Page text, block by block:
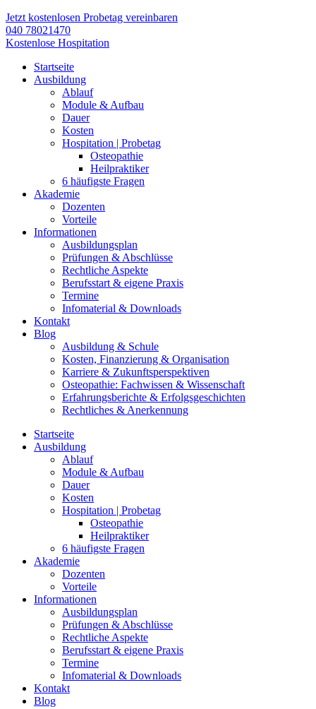
Jetzt kostenlosen Probetag vereinbaren
040 78021470
Kostenlose Hospitation
Startseite
Ausbildung
Ablauf
Module & Aufbau
Dauer
Kosten
Hospitation | Probetag
Osteopathie
Heilpraktiker
6 häufigste Fragen
Akademie
Dozenten
Vorteile
Informationen
Ausbildungsplan
Prüfungen & Abschlüsse
Rechtliche Aspekte
Berufsstart & eigene Praxis
Termine
Infomaterial & Downloads
Kontakt
Blog
Ausbildung & Schule
Kosten, Finanzierung & Organisation
Karriere & Zukunftsperspektiven
Osteopathie: Fachwissen & Wissenschaft
Erfahrungsberichte & Erfolgsgeschichten
Rechtliches & Anerkennung
Startseite
Ausbildung
Ablauf
Module & Aufbau
Dauer
Kosten
Hospitation | Probetag
Osteopathie
Heilpraktiker
6 häufigste Fragen
Akademie
Dozenten
Vorteile
Informationen
Ausbildungsplan
Prüfungen & Abschlüsse
Rechtliche Aspekte
Berufsstart & eigene Praxis
Termine
Infomaterial & Downloads
Kontakt
Blog